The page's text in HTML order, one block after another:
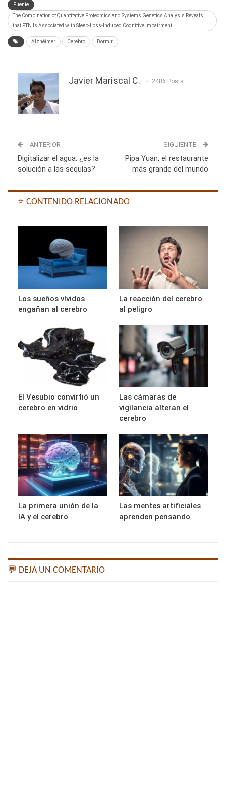
Fuente
The Combination of Quantitative Proteomics and Systems Genetics Analysis Reveals
that PTN Is Associated with Sleep-Loss-Induced Cognitive Impairment
Alzhéimer Cerebro Dormir
Javier Mariscal C. 2486 Posts
ANTERIOR
Digitalizar el agua: ¿es la
solución a las sequías?
SIGUIENTE
Pipa Yuan, el restaurante
más grande del mundo
⭐ CONTENIDO RELACIONADO
Los sueños vívidos
engañan al cerebro
La reacción del cerebro
al peligro
El Vesubio convirtió un
cerebro en vidrio
Las cámaras de
vigilancia alteran el
cerebro
La primera unión de la
IA y el cerebro
Las mentes artificiales
aprenden pensando
💬 DEJA UN COMENTARIO